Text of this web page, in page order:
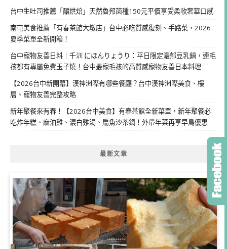
台中生吐司推薦「釀烘焙」天然魯邦菌種150元平價享受柔軟奢華口感
南屯美食推薦「有春茶館大墩店」台中必吃質感復刻、手路菜，2026
夏季菜單全新開箱！
台中寵物友善日料｜千汌 にほんりょうり：平日限定濃郁豆乳鍋，連毛
孩都有專屬免費玉子燒！台中最寵毛孩的高質感寵物友善日本料理
【2026台中新開幕】漢神洲際有哪些餐廳？台中漢神洲際美食、樓
層、寵物友善完整攻略
新年聚餐來有春！【2026台中美食】有春茶館全新菜單，新年聚餐必
吃炸年糕、麻油雞、濃白雞湯、扁魚沙茶鍋！外帶年菜再享早鳥優惠
最新文章